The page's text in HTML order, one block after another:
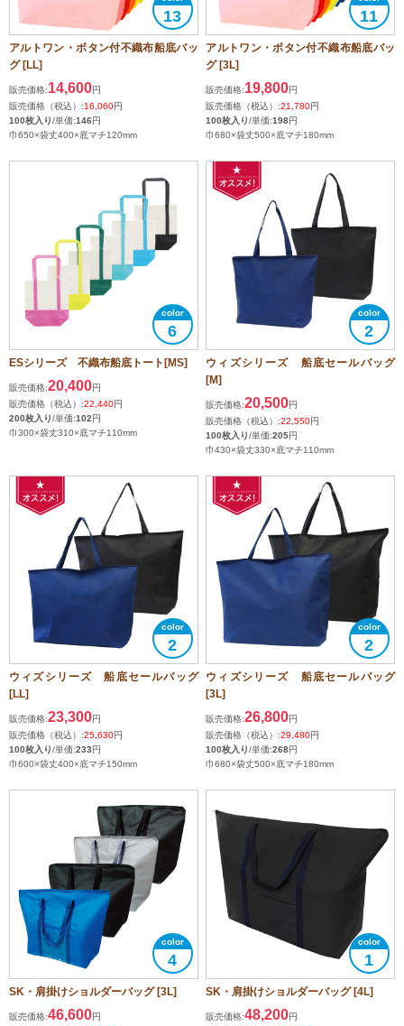
13
アルトワン・ボタン付不織布船底バッ
グ [LL]
販売価格:14,600円
販売価格（税込）:16,060円
100枚入り/単価:146円
巾650×袋丈400×底マチ120mm
11
アルトワン・ボタン付不織布船底バッ
グ [3L]
販売価格:19,800円
販売価格（税込）:21,780円
100枚入り/単価:198円
巾680×袋丈500×底マチ180mm
6
ESシリーズ 不織布船底トート[MS]
販売価格:20,400円
販売価格（税込）:22,440円
200枚入り/単価:102円
巾300×袋丈310×底マチ110mm
2
ウィズシリーズ 船底セールバッグ
[M]
販売価格:20,500円
販売価格（税込）:22,550円
100枚入り/単価:205円
巾430×袋丈330×底マチ110mm
2
ウィズシリーズ 船底セールバッグ
[LL]
販売価格:23,300円
販売価格（税込）:25,630円
100枚入り/単価:233円
巾600×袋丈400×底マチ150mm
2
ウィズシリーズ 船底セールバッグ
[3L]
販売価格:26,800円
販売価格（税込）:29,480円
100枚入り/単価:268円
巾680×袋丈500×底マチ180mm
4
SK・肩掛けショルダーバッグ [3L]
販売価格:46,600円
1
SK・肩掛けショルダーバッグ [4L]
販売価格:48,200円